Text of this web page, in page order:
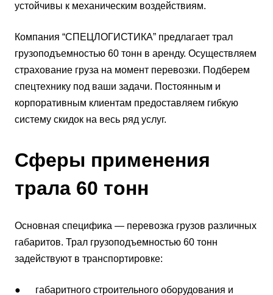
устойчивы к механическим воздействиям.
Компания “СПЕЦЛОГИСТИКА” предлагает трал
грузоподъемностью 60 тонн в аренду. Осуществляем
страхование груза на момент перевозки. Подберем
спецтехнику под ваши задачи. Постоянным и
корпоративным клиентам предоставляем гибкую
систему скидок на весь ряд услуг.
Сферы применения
трала 60 тонн
Основная специфика — перевозка грузов различных
габаритов. Трал грузоподъемностью 60 тонн
задействуют в транспортировке:
● габаритного строительного оборудования и